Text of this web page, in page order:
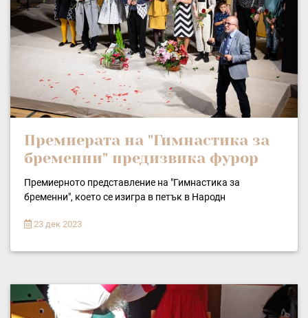
Премиерата на "Гимнастика за
бременни" предизвика фурор
Премиерното представление на "Гимнастика за
бременни", което се изигра в петък в Народн
23 дек 2023